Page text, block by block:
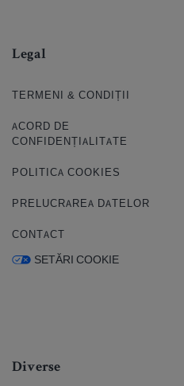
Legal
TERMENI & CONDIȚII
ACORD DE
CONFIDENȚIALITATE
POLITICA COOKIES
PRELUCRAREA DATELOR
CONTACT
SETĂRI COOKIE
Diverse